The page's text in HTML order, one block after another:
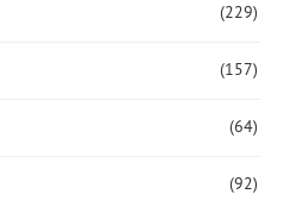
(229)
(157)
(64)
(92)